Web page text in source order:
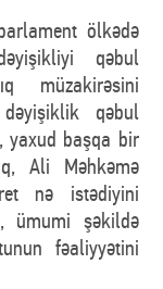
ölkədə
qəbul
müzakirəsini
qəbul
yaxud başqa bir
Ali Məhkəmə
nə istədiyini
ümumi şəkildə
fəaliyyətini